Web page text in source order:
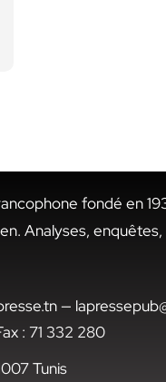
fondé en
Analyses,
—
: 71 332 280
Tunis